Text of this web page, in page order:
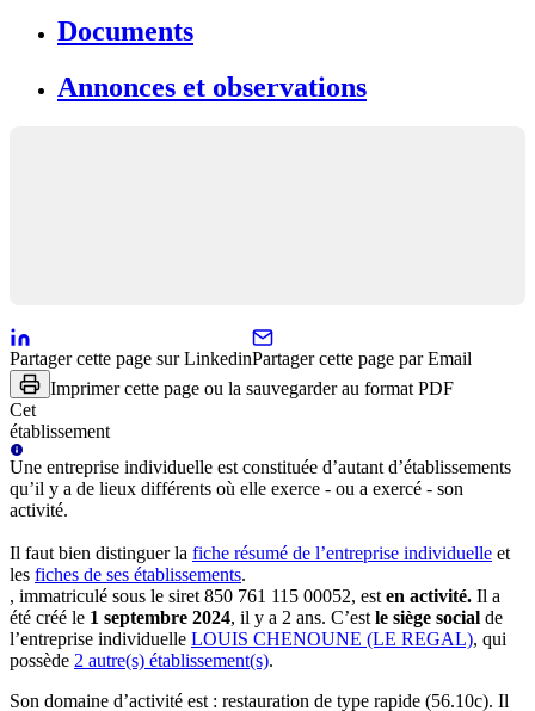
Documents
Annonces et observations
Partager cette page sur LinkedinPartager cette page par Email
Imprimer cette page ou la sauvegarder au format PDF
Cet
établissement
Une entreprise individuelle est constituée d’autant d’établissements
qu’il y a de lieux différents où elle exerce - ou a exercé - son
activité.
Il faut bien distinguer la fiche résumé de l’entreprise individuelle et
les fiches de ses établissements.
, immatriculé sous le siret850 761 115 00052, esten activité. Il a
été créé le 1 septembre 2024, il y a 2 ans. C’estle siège social de
l’entreprise individuelle LOUIS CHENOUNE (LE REGAL), qui
possède 2 autre(s) établissement(s).
Son domaine d’activité est : restauration de type rapide (56.10c). Il